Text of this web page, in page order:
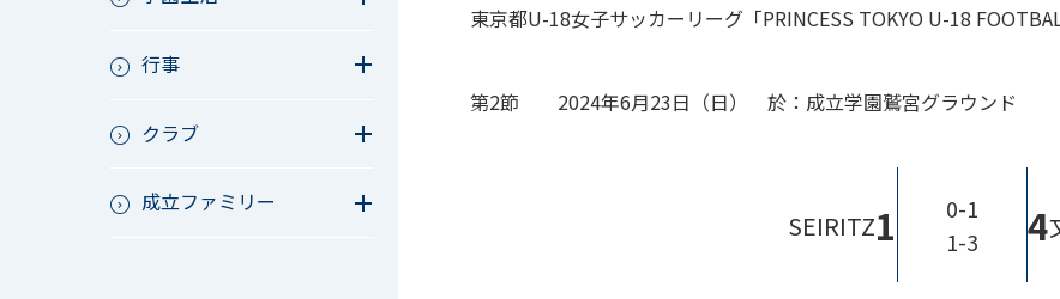
東京都U-18女子サッカーリーグ「PRINCESS TOKYO U-18
第2節 2024年6月23日（日） 於：成立学園鷲宮グラウンド
SEIRITZ1
0-1
1-3
4
教育活動（その他）
今日の1枚～ｸﾗｽ&ｸﾗﾌﾞ編～
行事
成立祭（文化祭）
夏フェス
クラブ
軟式野球
成立ファミリー